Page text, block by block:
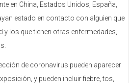
en China, Estados Unidos, España,
estado en contacto con alguien que
y los que tienen otras enfermedades,
de coronavirus pueden aparecer
y pueden incluir fiebre, tos,